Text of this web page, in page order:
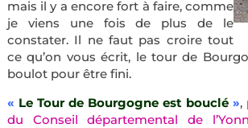
mais il y a encore fort à faire, comme
je viens une fois de plus de le
constater. Il ne faut pas croire tout
ce qu’on vous écrit, le tour de
boulot pour être fini.
« Le Tour de Bourgogne est bouclé »,
du Conseil départemental de